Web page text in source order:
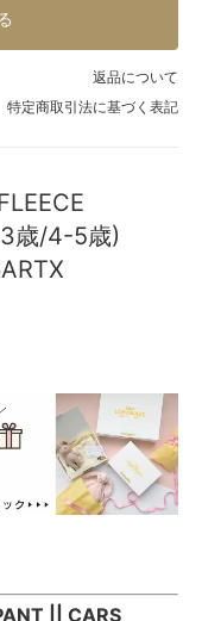
返品について
特定商取引法に基づく表記
歳/4-5歳)
|| CARS